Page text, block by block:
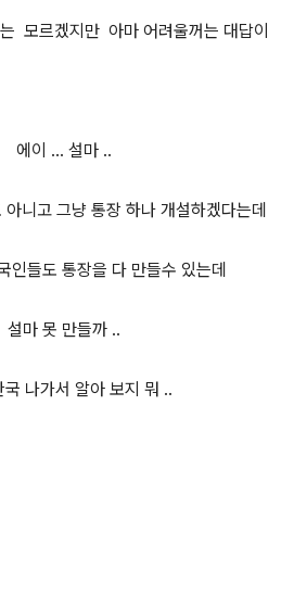
모르겠지만 아마 어려울꺼는 대답이
에이 ... 설마 ..
니고 그냥 통장 하나 개설하겠다는데
인들도 통장을 다 만들수 있는데
설마 못 만들까 ..
국 나가서 알아 보지 뭐 ..